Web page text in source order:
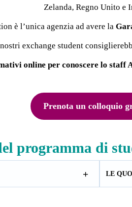
Zelanda, Regno Unito e
è l’unica agenzia ad avere la
exchange student
online per conoscere lo staff
Prenota un colloquio
programma di
LE